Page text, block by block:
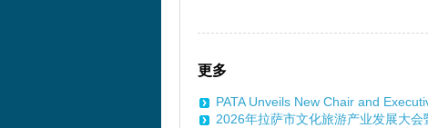
更多
PATA Unveils New Chair and
2026年拉萨市文化旅游产业发展大